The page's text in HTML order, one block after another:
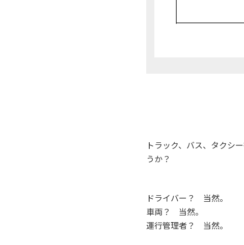
トラック、バス、タクシ
うか？
ドライバー？ 当然。
車両？ 当然。
運行管理者？ 当然。